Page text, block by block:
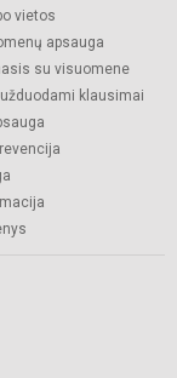
vietos
apsauga
su visuomene
klausimai